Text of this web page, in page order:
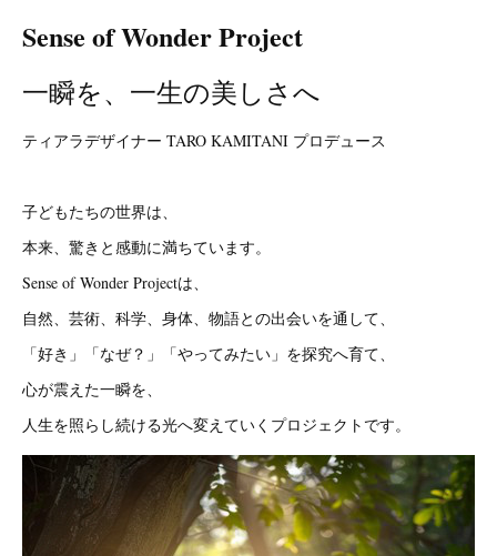
Sense of Wonder Project
一瞬を、一生の美しさへ
ティアラデザイナー TARO KAMITANI プロデュース
子どもたちの世界は、
本来、驚きと感動に満ちています。
Sense of Wonder Projectは、
自然、芸術、科学、身体、物語との出会いを通して、
「好き」「なぜ？」「やってみたい」を探究へ育て、
心が震えた一瞬を、
人生を照らし続ける光へ変えていくプロジェクトです。